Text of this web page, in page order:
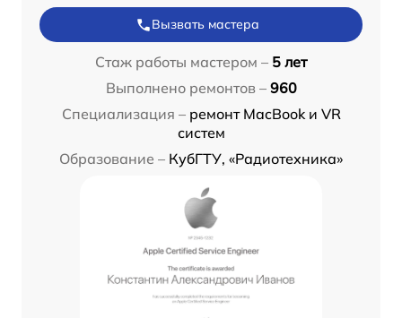
Вызвать мастера
Стаж работы мастером – 5 лет
Выполнено ремонтов – 960
Специализация – ремонт MacBook и VR
систем
Образование – КубГТУ, «Радиотехника»